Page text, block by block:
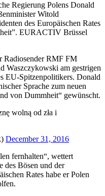
Regierung Polens Donald
Witold
des Europäischen Rates
EURACTIV Brüssel
Radiosender RMF FM
Waszczykowski am gestrigen
EU-Spitzenpolitikers. Donald
Sprache zum neuen
von Dummheit“ gewünscht.
wolną od zła i
December 31, 2016
fernhalten“, wettert
des Bösen und der
Rates habe er Polen